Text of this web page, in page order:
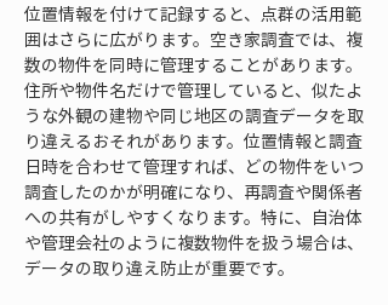
位置情報を付けて記録すると、点群の活用範
囲はさらに広がります。空き家調査では、複
数の物件を同時に管理することがあります。
住所や物件名だけで管理していると、似たよ
うな外観の建物や同じ地区の調査データを取
り違えるおそれがあります。位置情報と調査
日時を合わせて管理すれば、どの物件をいつ
調査したのかが明確になり、再調査や関係者
への共有がしやすくなります。特に、自治体
や管理会社のように複数物件を扱う場合は、
データの取り違え防止が重要です。